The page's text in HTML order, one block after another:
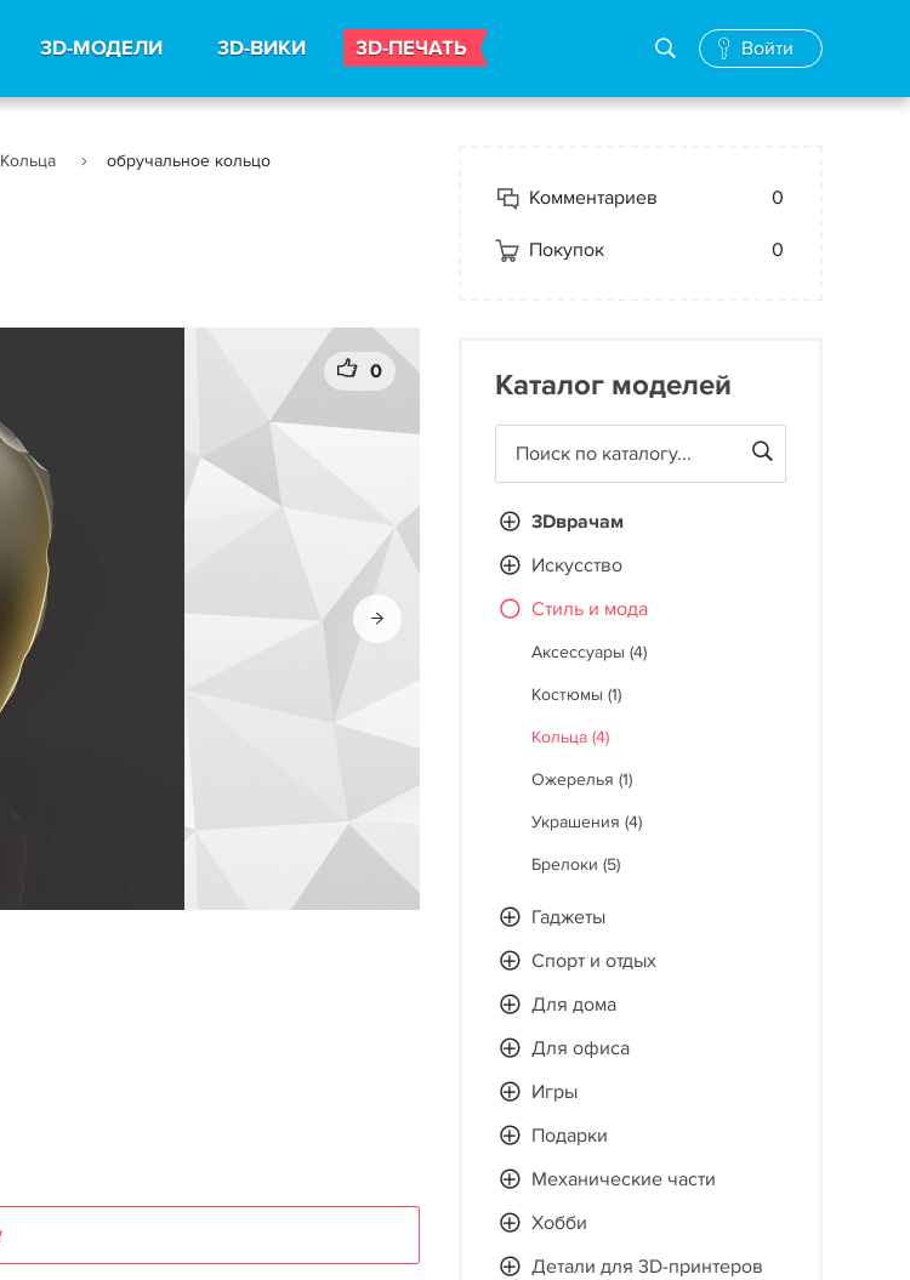
3D-МОДЕЛИ 3D-ВИКИ 3D-ПЕЧАТЬ Войти
Кольца обручальное кольцо
0
Комментариев 0
Покупок 0
Каталог моделей
3Dврачам
Искусство
Стиль и мода
Аксессуары (4)
Костюмы (1)
Кольца (4)
Ожерелья (1)
Украшения (4)
Брелоки (5)
Гаджеты
Спорт и отдых
Для дома
Для офиса
Игры
Подарки
Механические части
Хобби
Детали для 3D-принтеров